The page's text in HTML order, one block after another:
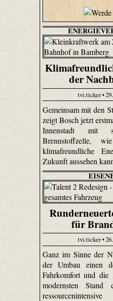
der
tvi.ticker •
Gemeinsam mit den
zeigt Bosch jetzt
Innenstadt mit
Brennstoffzelle,
klimafreundliche
Zukunft aussehen
für
tvi.ticker •
Ganz im Sinne der
der Umbau einen
Fahrkomfort und
modernsten
ressourcenintensive